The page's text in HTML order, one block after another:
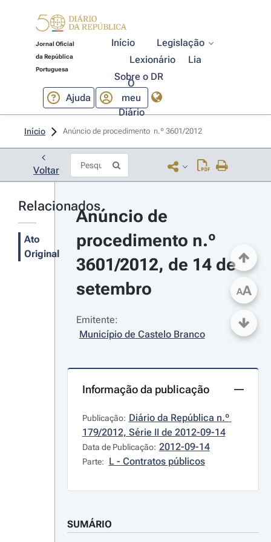
Jornal Oficial
da República
Portuguesa
Início
Legislação
Lexionário
Lia
Sobre o DR
Ajuda
O
meu
Diário
Início Anúncio de procedimento  n.º 3601/2012
Voltar
Relacionados
Ato
Original
Anúncio de
procedimento n.º
3601/2012, de 14 de
setembro
Emitente:
Município de Castelo Branco
Informação da publicação
Publicação: Diário da República n.º
179/2012, Série II de 2012-09-14
Data de Publicação: 2012-09-14
Parte: L - Contratos públicos
SUMÁRIO
AA